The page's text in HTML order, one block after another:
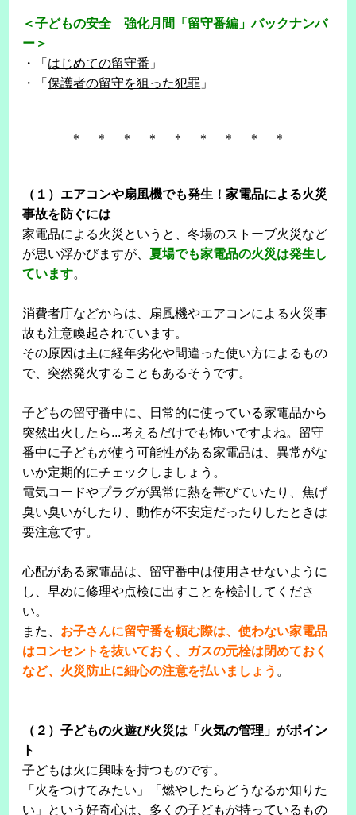
＜子どもの安全 強化月間「留守番編」バックナンバ
ー＞
・「 はじめての留守番 」
・「保護者の留守を狙った犯罪 」
＊ ＊ ＊ ＊ ＊ ＊ ＊ ＊ ＊
（１）エアコンや扇風機でも発生！家電品による火災
事故を防ぐには
家電品による火災というと、冬場のストーブ火災など
が思い浮かびますが、夏場でも家電品の火災は発生し
ています。
消費者庁などからは、扇風機やエアコンによる火災事
故も注意喚起されています。
その原因は主に経年劣化や間違った使い方によるもの
で、突然発火することもあるそうです。
子どもの留守番中に、日常的に使っている家電品から
突然出火したら...考えるだけでも怖いですよね。留守
番中に子どもが使う可能性がある家電品は、異常がな
いか定期的にチェックしましょう。
電気コードやプラグが異常に熱を帯びていたり、焦げ
臭い臭いがしたり、動作が不安定だったりしたときは
要注意です。
心配がある家電品は、留守番中は使用させないように
し、早めに修理や点検に出すことを検討してくださ
い。
また、 お子さんに留守番を頼む際は、使わない家電品
はコンセントを抜いておく、ガスの元栓は閉めておく
など、火災防止に細心の注意を払いましょう 。
（２）子どもの火遊び火災は「火気の管理」がポイン
ト
子どもは火に興味を持つものです。
「火をつけてみたい」「燃やしたらどうなるか知りた
い」という好奇心は、多くの子どもが持っているもの